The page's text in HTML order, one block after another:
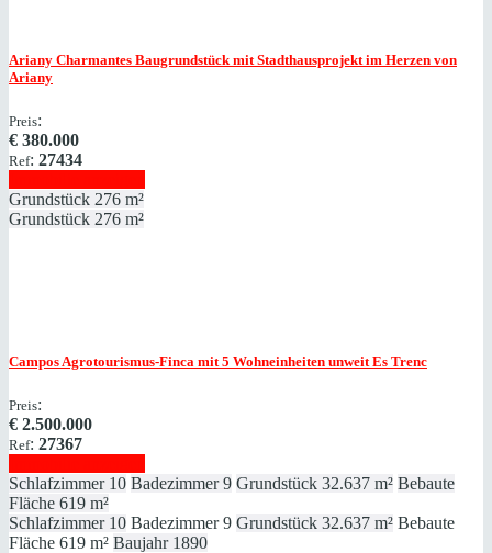
Ariany Charmantes Baugrundstück mit Stadthausprojekt im Herzen von
Ariany
Preis:
€ 380.000
Ref: 27434
Grundstück 276 m²
Grundstück 276 m²
Campos Agrotourismus-Finca mit 5 Wohneinheiten unweit Es Trenc
Preis:
€ 2.500.000
Ref: 27367
Schlafzimmer 10 Badezimmer 9 Grundstück 32.637 m² Bebaute
Fläche 619 m²
Schlafzimmer 10 Badezimmer 9 Grundstück 32.637 m² Bebaute
Fläche 619 m² Baujahr 1890